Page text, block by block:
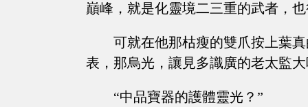
巔峰，就是化靈境二三重的武者，
可就在他那枯瘦的雙爪按上葉
表，那烏光，讓見多識廣的老太監
“中品寶器的護體靈光？”